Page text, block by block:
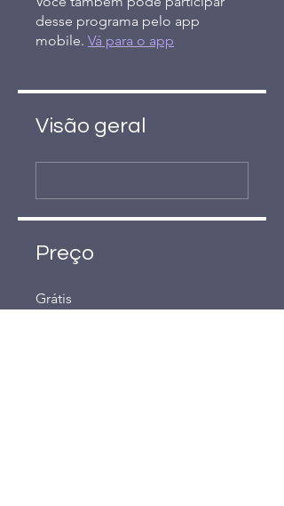
desse programa pelo app
mobile. Vá para o app
Visão geral
Preço
Grátis